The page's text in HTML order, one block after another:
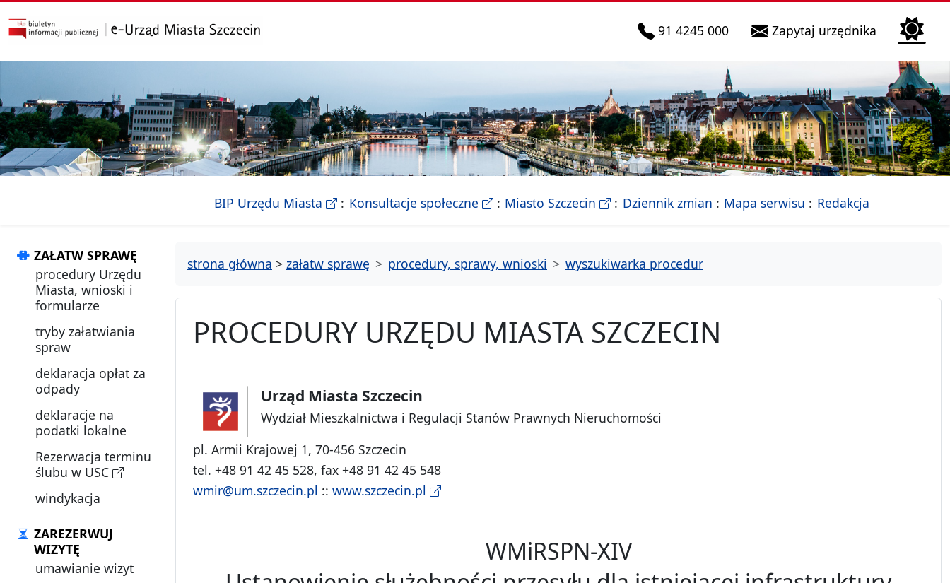
przejdź do głównego menu
telefon do infolinii:
91 4245 000 Zapytaj urzędnika Biura
BIP Urzędu Miasta - Biletyn Informacji Publicznej Urzedu Miasta Szczecin
Konsultacje społeczne- strona konsultacji Miasta Szczecin
Miasto Szczecin - Oficjalna strona Miasta Szczecin
Dziennik zmian Mapa serwisu - drzewko rozdziałów
Redakcja
ZAŁATW SPRAWĘ
procedury Urzędu
Miasta, wnioski i
formularze
tryby załatwiania
spraw
deklaracja opłat za
odpady
deklaracje na
podatki lokalne
Rezerwacja terminu
ślubu w USC
windykacja
ZAREZERWUJ
WIZYTĘ
umawianie wizyt
strona główna > załatw sprawę procedury, sprawy, wnioski wyszukiwarka procedur
PROCEDURY URZĘDU MIASTA SZCZECIN
Urząd Miasta Szczecin
Wydział Mieszkalnictwa i Regulacji Stanów Prawnych Nieruchomości
pl. Armii Krajowej 1, 70-456 Szczecin
tel. +48 91 42 45 528, fax +48 91 42 45 548
wmir@um.szczecin.pl :: www.szczecin.pl
WMiRSPN-XIV